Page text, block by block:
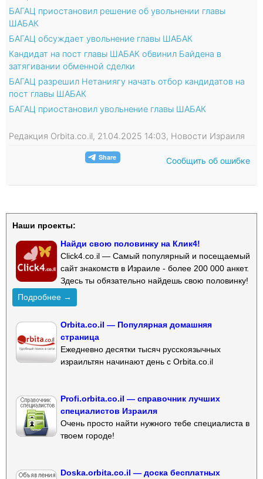
БАГАЦ приостановил решение об увольнении главы
ШАБАК
БАГАЦ обсуждает увольнение главы ШАБАК
Кандидат на пост главы ШАБАК обвинил Байдена в
затягивании обменной сделки
БАГАЦ разрешил Нетаниягу начать отбор кандидатов на
пост главы ШАБАК
БАГАЦ приостановил увольнение главы ШАБАК
Редакция Orbita.co.il, 21.04.2025 14:03, Новости Израиля
Сообщить об ошибке
Наши проекты:
Найди свою половинку на Клик4!
Click4.co.il — Самый популярный и посещаемый
сайт знакомств в Израиле - более 200 000 анкет.
Здесь ты обязательно найдешь свою половинку!
Подробнее →
Orbita.co.il — Популярная домашняя
страница
Ежедневно десятки тысяч русскоязычных
израильтян начинают день с Orbita.co.il
Profi.orbita.co.il — справочник лучших
специалистов Израиля
Очень просто найти нужного тебе специалиста в
твоем городе!
Doska.orbita.co.il — доска бесплатных